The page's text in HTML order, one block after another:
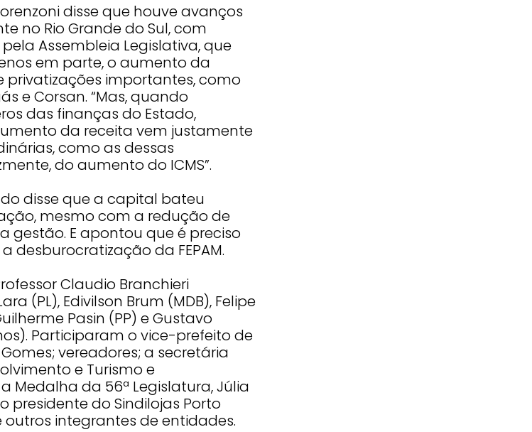
disse que houve avanços
no Rio Grande do Sul, com
Assembleia Legislativa, que
em parte, o aumento da
privatizações importantes, como
e Corsan. “Mas, quando
das finanças do Estado,
da receita vem justamente
como as dessas
do aumento do ICMS”.
disse que a capital bateu
mesmo com a redução de
gestão. E apontou que é preciso
desburocratização da FEPAM.
Claudio Branchieri
(PL), Edivilson Brum (MDB), Felipe
Pasin (PP) e Gustavo
Participaram o vice-prefeito de
vereadores; a secretária
e Turismo e
Medalha da 56ª Legislatura, Júlia
presidente do Sindilojas Porto
outros integrantes de entidades.